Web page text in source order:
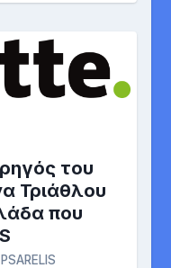
του
Τριάθλου
που